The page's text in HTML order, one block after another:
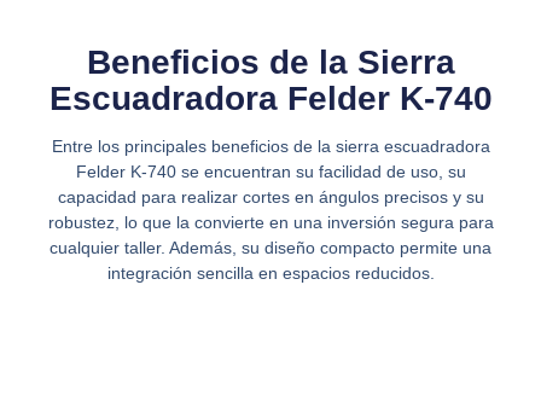
Beneficios de la Sierra
Escuadradora Felder K-740
Entre los principales beneficios de la sierra escuadradora
Felder K-740 se encuentran su facilidad de uso, su
capacidad para realizar cortes en ángulos precisos y su
robustez, lo que la convierte en una inversión segura para
cualquier taller. Además, su diseño compacto permite una
integración sencilla en espacios reducidos.